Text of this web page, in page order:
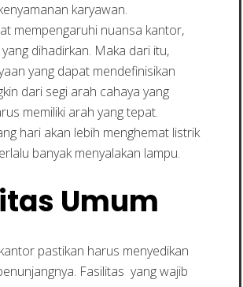
karyawan.
mempengaruhi nuansa kantor,
dihadirkan. Maka dari itu,
yang dapat mendefinisikan
dari segi arah cahaya yang
memiliki arah yang tepat.
hari akan lebih menghemat listrik
banyak menyalakan lampu.
Umum
pastikan harus menyedikan
Fasilitas yang wajib